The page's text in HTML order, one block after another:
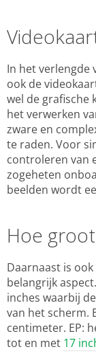
In het verlengde
ook de
wel de grafische
het verwerken
zware en
te raden. Voor
controleren van
zogeheten
beelden wordt
Hoe
Daarnaast is
belangrijk
inches waarbij
van het scherm.
centimeter. EP:
tot en met 17